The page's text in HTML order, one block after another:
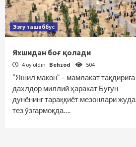
Эзгу ташаббус
Яхшидан боғ қолади
4 oy oldin Behzod 504
“Яшил макон” – мамлакат тақдирига
дахлдор миллий ҳаракат Бугун
дунёнинг тараққиёт мезонлари жуда
тез ўзгармоқда….